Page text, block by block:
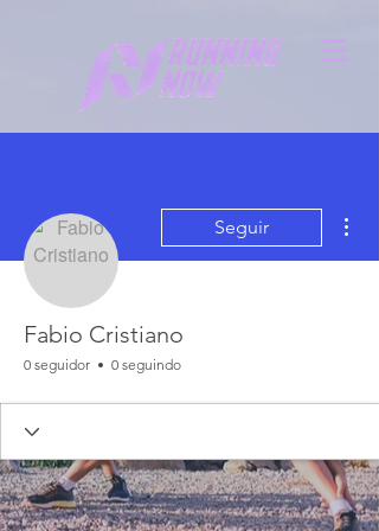
Seguir
Fabio Cristiano
0 seguidor 0 seguindo